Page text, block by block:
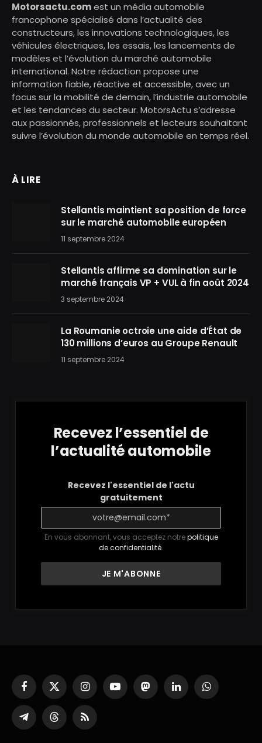
Motorsactu.comest un média automobile
francophone spécialisé dans l’actualité des
constructeurs, les innovations technologiques, les
véhicules électriques, les essais, les lancements de
modèles et l’évolution du marché automobile
international. Notre rédaction propose une
information fiable, réactive et accessible, avec un
focus sur la mobilité de demain, l’industrie automobile
et les tendances du secteur. MotorsActu s’adresse
aux passionnés, professionnels et lecteurs souhaitant
suivre l’évolution du monde automobile en temps réel.
À LIRE
Stellantis maintient sa position de force
sur le marché automobile européen
11 septembre 2024
Stellantis affirme sa domination sur le
marché français VP + VUL à fin août 2024
3 septembre 2024
La Roumanie octroie une aide d’État de
130 millions d’euros au Groupe Renault
11 septembre 2024
Recevez l’essentiel de
l’actualité automobile
Recevez l'essentiel de l'actu
gratuitement
En vous abonnant, vous acceptez notrepolitique
de confidentialité.
Facebook
X
(Twitter)
InstagramYouTubeMastodonLinkedInWhatsApp
Partager
sur
ThreadsRSS